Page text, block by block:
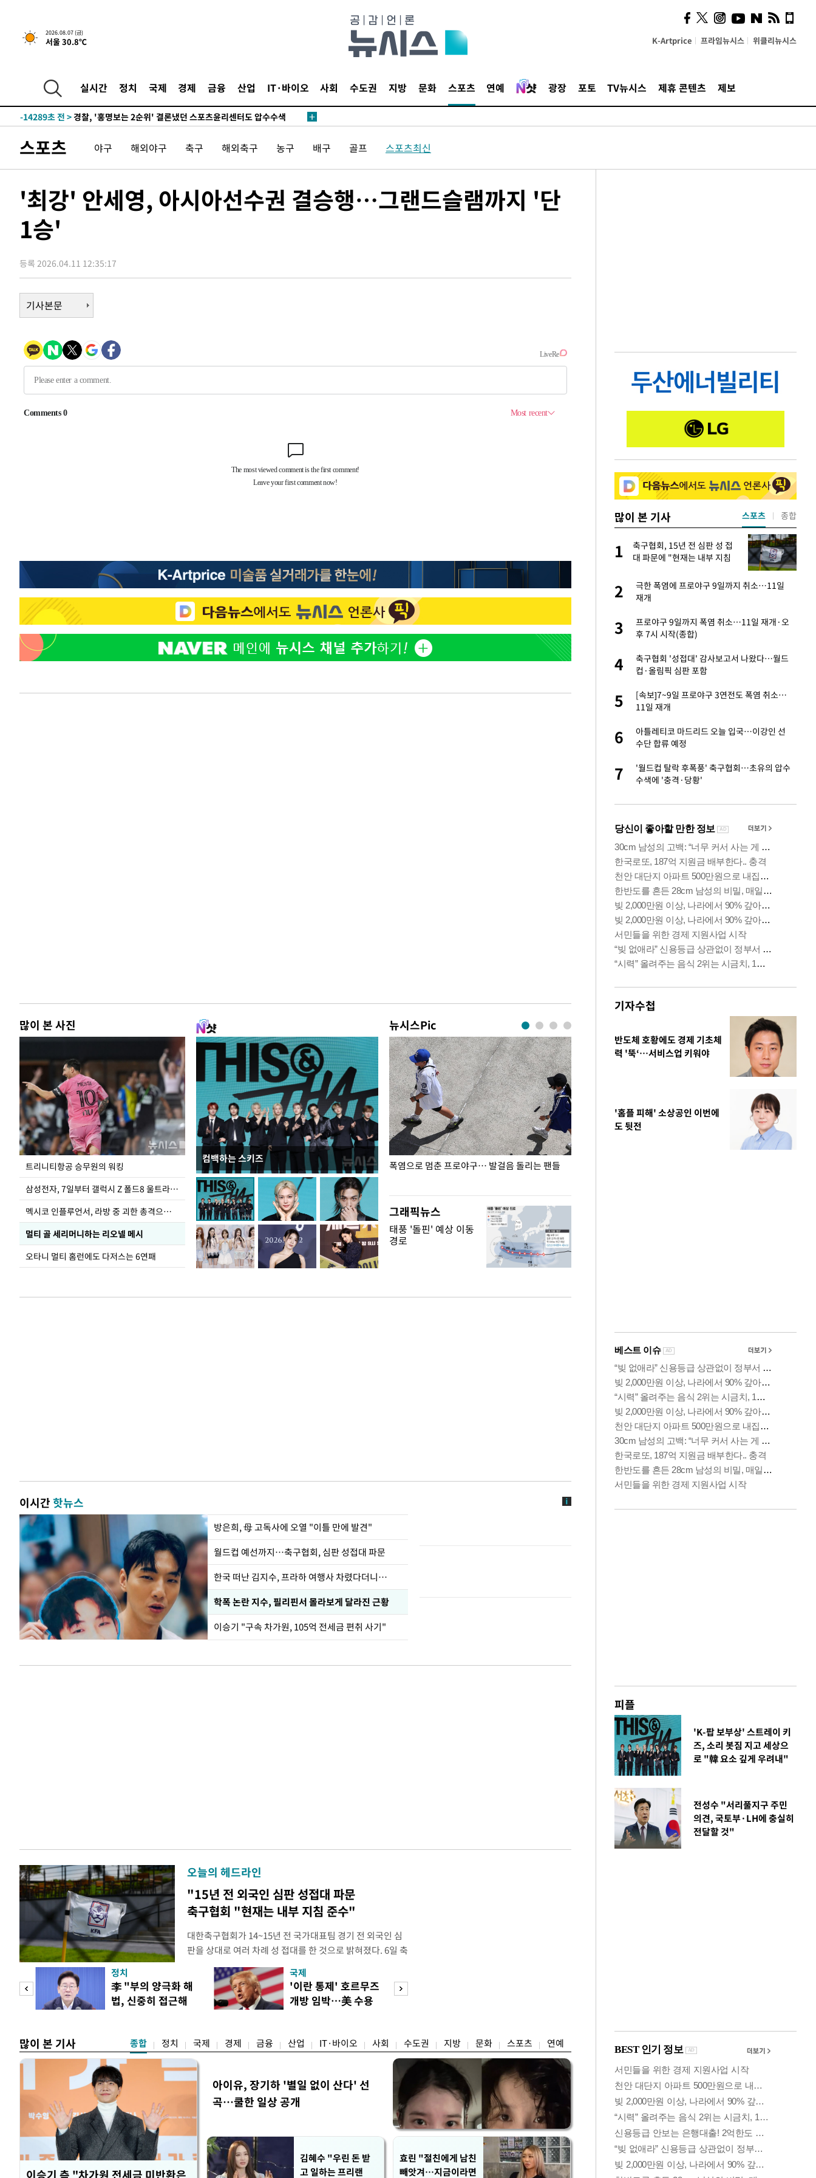
2026.08.07 (금)
서울 30.8℃ K-Artprice 프라임뉴시스 위클리뉴시스
실시간 정치 국제 경제 금융 산업 IT·바이오 사회 수도권 지방 문화 스포츠 연예 광장 포토 TV뉴시스 제휴 콘텐츠 제보
5시간 전 >내일까지 39도 '펄펄'…기상청 "태풍 지나며 폭염 잠시 꺾인다"
-17375초 전 >'월드컵 탈락 후폭풍' 축구협회…11시간 걸린 초유의 압수수색(종
-15604초 전 >
축구협회, 15년 전 심판 성 접대 파문에 "현재는 내부 지침 준수"
-14289초 전 >
1분 전 >[속보]합참 "北 발사체는 단거리탄도미사일…감시·경계태세 강화"
32분 전 >[속보] SKT, 에이닷 서비스 장애 발생…"원인 파악 중"
42분 전 >[속보]합참 "북, 동해상으로 미상 발사체 발사"
52분 전 >[속보]7~9일 프로야구 3연전도 폭염 취소…11일 재개
58분 전 >
"韓 외환시장 개입 관측 배경엔 美의 대한국 무역적자 있어"
1시간 전 >
1시간 전 >[속보]종합특검, 대검 추가 압수수색…내란 중요임무종사 혐의
2시간 전 >[속보]코스피, 301.88포인트(4.58%) 내린 6296.38 마감
2시간 전 >[속보]원·달러 환율, 0.7원 내린 1423.8원 마감
2시간 전 > "여기 떨어졌다"…다누리, 스페이스X 로켓 달 충돌 흔적 포착
3시간 전 >손흥민, 5경기 연속골 실패…LAFC는 승부차기 끝 과달라하라 격파
日방위성, 北이 동해로 쏜 발사체는 탄도미사일 가능성
58분 전 >"韓 외환시장 개입 관측 배경엔 美의 대한국 무역적자 있어"
1시간 전 >
'월드컵 탈락 후폭풍' 축구협회…초유의 압수수색에 '충격·당황'
1시간 전 >[속보]종합특검, 대검 추가 압수수색…내란 중요임무종사 혐의
2시간 전 >[속보]코스닥, 800p 회복…0.26% 오른 801.67 마감
2시간 전 >
[속보]코스피, 301.88포인트(4.58%) 내린 6296.38 마감
2시간 전 >[속보]원·달러 환율, 0.7원 내린 1423.8원 마감
3시간 전 >손흥민, 5경기 연속골 실패…LAFC는 승부차기 끝 과달라하라 격파
스포츠 야구 해외야구 축구 해외축구 농구 배구 골프 스포츠최신
'최강' 안세영, 아시아선수권 결승행…그랜드슬램까지 '단
1승'
등록 2026.04.11 12:35:17
기사본문
많이 본 사진
트리니티항공 승무원의 워킹
삼성전자, 7일부터 갤럭시 Z 폴드8 울트라·폴드8·플립8 출시
멕시코 인플루언서, 라방 중 괴한 총격으로 사망
멀티 골 세리머니하는 리오넬 메시
오타니 멀티 홈런에도 다저스는 6연패
컴백하는 스키즈
뉴시스Pic
입추 하루 앞둔 전남광주… 열화상 카메라에 담긴
폭염
폭염으로 멈춘 프로야구… 발걸음 돌리는 팬들
그래픽뉴스
태풍 '돌핀' 예상 이동
경로
이시간핫뉴스
방은희, 母 고독사에 오열 "이틀 만에 발견"
월드컵 예선까지…축구협회, 심판 성접대 파문
한국 떠난 김지수, 프라하 여행사 차렸다더니…
학폭 논란 지수, 필리핀서 몰라보게 달라진 근황
이승기 "구속 차가원, 105억 전세금 편취 사기"
오늘의 헤드라인
"15년 전 외국인 심판 성접대 파문
축구협회 "현재는 내부 지침 준수"
대한축구협회가 14~15년 전 국가대표팀 경기 전 외국인 심
판을 상대로 여러 차례 성 접대를 한 것으로 밝혀졌다. 6일 축
구계에 따르면 국회의 한 의원실은 축구협회가 2011~2012
년 국제심판 10여 명에게 성 접대한 사실을 확인했다. 당시
축구협회는 외국인 심판과 감독관 등 10여 명에게 한 번에
수십만원에서 많게는 100만원이 넘는 돈을 성
정치
李 "부의 양극화 해
법, 신중히 접근해
국제
'이란 통제' 호르무즈
개방 임박…美 수용
많이 본 기사 종합 정치 국제 경제 금융 산업 IT·바이오 사회 수도권 지방 문화 스포츠 연예
이승기 측 "차가원 전세금 미반환은
아이유, 장기하 '별일 없이 산다' 선
곡…쿨한 일상 공개
김혜수 "우린 돈 받
고 일하는 프리랜
효린 "절친에게 남친
빼앗겨…지금이라면
많이 본 기사
벌 원해"
2
아이유, 장기하 '별일 없이 산다' 선곡…쿨한
일상 공개
3
김혜수 "우린 돈 받고 일하는 프리랜서…받
는 만큼 해내야"
4
효린 "절친에게 남친 빼앗겨…지금이라면 가
5
축구협회, 15년 전 심판 성 접대 파문에 "현
1
축구협회, 15년 전 심판 성 접
대 파문에 "현재는 내부 지침
2
극한 폭염에 프로야구 9일까지 취소…11일
재개
3
프로야구 9일까지 폭염 취소…11일 재개·오
후 7시 시작(종합)
4
축구협회 '성접대' 감사보고서 나왔다…월드
컵·올림픽 심판 포함
5
[속보]7~9일 프로야구 3연전도 폭염 취소…
11일 재개
6
아틀레티코 마드리드 오늘 입국…이강인 선
수단 합류 예정
7
'월드컵 탈락 후폭풍' 축구협회…초유의 압수
수색에 '충격·당황'
스포츠 종합
기자수첩
반도체 호황에도 경제 기초체
력 '뚝‘…서비스업 키워야
'홈플 피해' 소상공인 이번에
도 뒷전
피플
'K-팝 보부상' 스트레이 키
즈, 소리 봇짐 지고 세상으
로 "韓 요소 깊게 우려내"
전성수 "서리풀지구 주민
의견, 국토부·LH에 충실히
전달할 것"